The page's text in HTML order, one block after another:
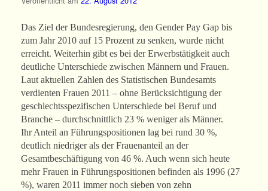
Das Ziel der Bundesregierung, den Gender Pay Gap bis
zum Jahr 2010 auf 15 Prozent zu senken, wurde nicht
erreicht. Weiterhin gibt es bei der Erwerbstätigkeit auch
deutliche Unterschiede zwischen Männern und Frauen.
Laut aktuellen Zahlen des Statistischen Bundesamts
verdienten Frauen 2011 – ohne Berücksichtigung der
geschlechtsspezifischen Unterschiede bei Beruf und
Branche – durchschnittlich 23 % weniger als Männer.
Ihr Anteil an Führungspositionen lag bei rund 30 %,
deutlich niedriger als der Frauenanteil an der
Gesamtbeschäftigung von 46 %. Auch wenn sich heute
mehr Frauen in Führungspositionen befinden als 1996 (27
%), waren 2011 immer noch sieben von zehn